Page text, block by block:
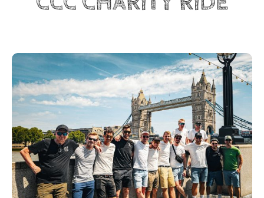
BeStrongForKids AI Agent
Hallo! Wie kann ich Ihnen helfen?